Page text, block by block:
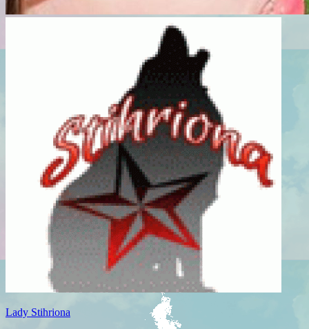
Lady Stihriona